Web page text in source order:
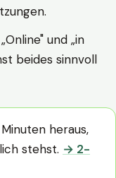
und „in
beides sinnvoll
heraus,
stehst. → 2-